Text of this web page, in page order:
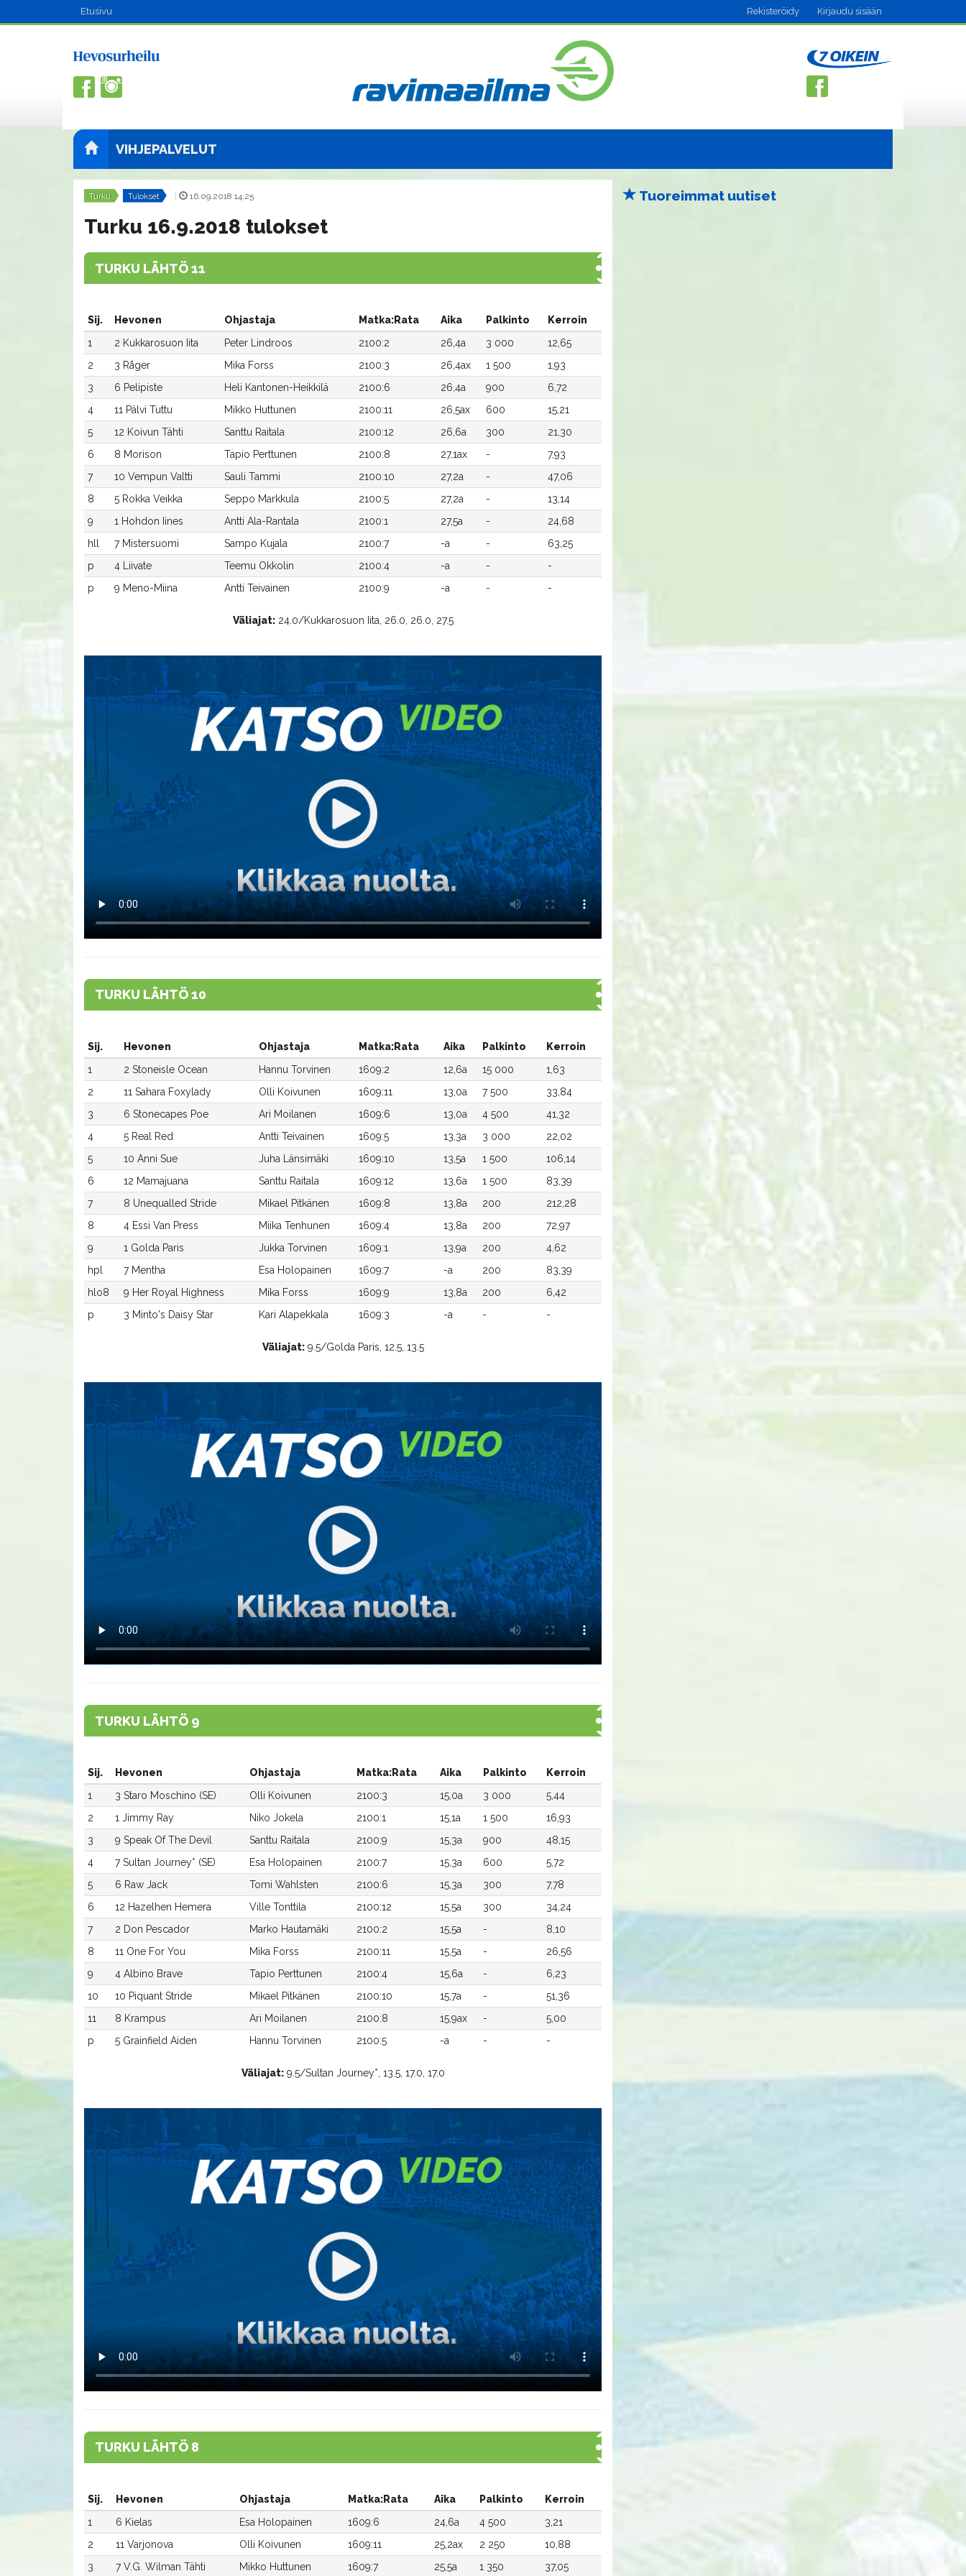
Etusivu Rekisteröidy Kirjaudu sisään
VIHJEPALVELUT
Turku Tulokset 16.09.2018 14:25
Turku 16.9.2018 tulokset
TURKU LÄHTÖ 11
Sij. Hevonen Ohjastaja Matka:Rata Aika Palkinto
Kerroin
1
2 Kukkarosuon Iita Peter Lindroos 2100:2 26,4a 3 000
12,65
2
3 Råger Mika Forss 2100:3 26,4ax 1 500
1,93
3
6 Pelipiste Heli Kantonen-Heikkilä 2100:6 26,4a 900
6,72
4
11 Pälvi Tuttu Mikko Huttunen 2100:11 26,5ax 600
15,21
5
12 Koivun Tähti Santtu Raitala 2100:12 26,6a 300
21,30
6
8 Morison Tapio Perttunen 2100:8 27,1ax -
7,93
7
10 Vempun Valtti Sauli Tammi 2100:10 27,2a -
47,06
8
5 Rokka Veikka Seppo Markkula 2100:5 27,2a -
13,14
9
1 Hohdon Iines Antti Ala-Rantala 2100:1 27,5a -
24,68
hll
7 Mistersuomi Sampo Kujala 2100:7 -a -
63,25
p
4 Liivate Teemu Okkolin 2100:4 -a -
-
p
9 Meno-Miina Antti Teivainen 2100:9 -a - -
Väliajat:24.0/Kukkarosuon Iita, 26.0, 26.0, 27.5
TURKU LÄHTÖ 10
Sij. Hevonen Ohjastaja Matka:Rata Aika Palkinto
Kerroin
1
2 Stoneisle Ocean Hannu Torvinen 1609:2 12,6a 15 000
1,63
2
11 Sahara Foxylady Olli Koivunen 1609:11 13,0a 7 500
33,84
3
6 Stonecapes Poe Ari Moilanen 1609:6 13,0a 4 500
41,32
4
5 Real Red Antti Teivainen 1609:5 13,3a 3 000
22,02
5
10 Anni Sue Juha Länsimäki 1609:10 13,5a 1 500
106,14
6
12 Mamajuana Santtu Raitala 1609:12 13,6a 1 500
83,39
7
8 Unequalled Stride Mikael Pitkänen 1609:8 13,8a 200
212,28
8
4 Essi Van Press Miika Tenhunen 1609:4 13,8a 200
72,97
9
1 Golda Paris Jukka Torvinen 1609:1 13,9a 200
4,62
hpl
7 Mentha Esa Holopainen 1609:7 -a 200
83,39
hlo8
9 Her Royal Highness Mika Forss 1609:9 13,8a 200
6,42
p
3 Minto's Daisy Star Kari Alapekkala 1609:3 -a - -
Väliajat:9.5/Golda Paris, 12.5, 13.5
TURKU LÄHTÖ 9
Sij. Hevonen Ohjastaja Matka:Rata Aika Palkinto
Kerroin
1
3 Staro Moschino (SE) Olli Koivunen 2100:3 15,0a 3 000
5,44
2
1 Jimmy Ray Niko Jokela 2100:1 15,1a 1 500
16,93
3
9 Speak Of The Devil Santtu Raitala 2100:9 15,3a 900
48,15
4
7 Sultan Journey* (SE) Esa Holopainen 2100:7 15,3a 600
5,72
5
6 Raw Jack Tomi Wahlsten 2100:6 15,3a 300
7,78
6
12 Hazelhen Hemera Ville Tonttila 2100:12 15,5a 300
34,24
7
2 Don Pescador Marko Hautamäki 2100:2 15,5a -
8,10
8
11 One For You Mika Forss 2100:11 15,5a -
26,56
9
4 Albino Brave Tapio Perttunen 2100:4 15,6a -
6,23
10
10 Piquant Stride Mikael Pitkänen 2100:10 15,7a -
51,36
11
8 Krampus Ari Moilanen 2100:8 15,9ax -
5,00
p
5 Grainfield Aiden Hannu Torvinen 2100:5 -a - -
Väliajat:9.5/Sultan Journey*, 13.5, 17.0, 17.0
TURKU LÄHTÖ 8
Sij. Hevonen Ohjastaja Matka:Rata Aika Palkinto
Kerroin
1
6 Kielas Esa Holopainen 1609:6 24,6a 4 500
3,21
2
11 Varjonova Olli Koivunen 1609:11 25,2ax 2 250
10,88
3
7 V.G. Wilman Tähti Mikko Huttunen 1609:7 25,5a 1 350 37,05
Tuoreimmat uutiset